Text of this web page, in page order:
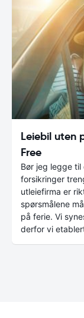
Leiebil uten
Free
Bør jeg legge
forsikringer
utleiefirma er
spørsmålene
på ferie. Vi
derfor vi